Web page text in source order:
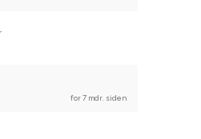
for 7 mdr. siden